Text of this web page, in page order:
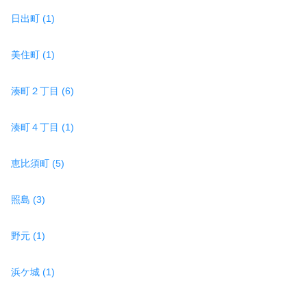
日出町 (1)
美住町 (1)
湊町２丁目 (6)
湊町４丁目 (1)
恵比須町 (5)
照島 (3)
野元 (1)
浜ケ城 (1)